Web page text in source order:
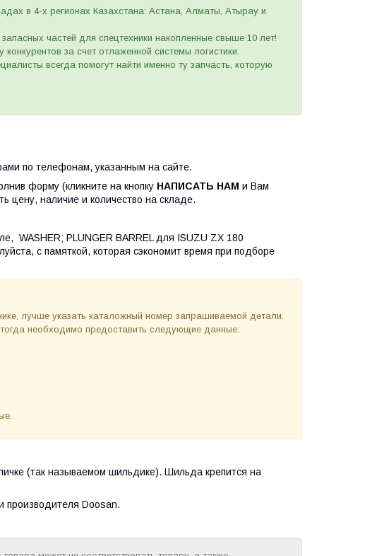
в 4-х регионах Казахстана: Астана, Алматы, Атырау и
частей для спецтехники накопленные свыше 10 лет!
конкурентов за счет отлаженной системы логистики.
всегда помогут найти именно ту запчасть, которую
по телефонам, указанным на сайте.
форму (кликните на кнопку НАПИСАТЬ НАМ и Вам
цену, наличие и количество на складе.
WASHER; PLUNGER BARREL для ISUZU ZX 180
с памяткой, которая сэкономит время при подборе
лучше указать каталожный номер запрашиваемой детали.
необходимо предоставить следующие данные:
(так называемом шильдике). Шильда крепится на
производителя Doosan.